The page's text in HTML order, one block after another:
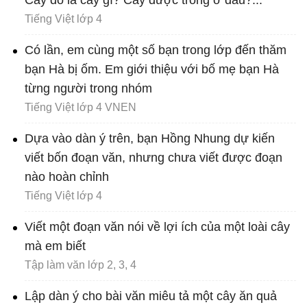
Tiếng Việt lớp 4
Có lần, em cùng một số bạn trong lớp đến thăm
bạn Hà bị ốm. Em giới thiệu với bố mẹ bạn Hà
từng người trong nhóm
Tiếng Việt lớp 4 VNEN
Dựa vào dàn ý trên, bạn Hồng Nhung dự kiến
viết bốn đoạn văn, nhưng chưa viết được đoạn
nào hoàn chỉnh
Tiếng Việt lớp 4
Viết một đoạn văn nói về lợi ích của một loài cây
mà em biết
Tập làm văn lớp 2, 3, 4
Lập dàn ý cho bài văn miêu tả một cây ăn quả